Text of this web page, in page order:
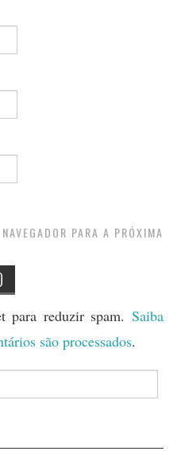
PARA A PRÓXIMA
para reduzir spam. Saiba
são processados.